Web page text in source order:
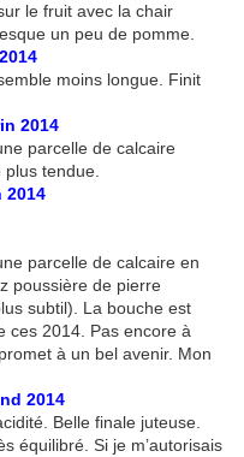
le fruit avec la chair
un peu de pomme.
moins longue. Finit
2014
parcelle de calcaire
tendue.
2014
parcelle de calcaire en
poussière de pierre
subtil). La bouche est
ces 2014. Pas encore à
à un bel avenir. Mon
2014
Belle finale juteuse.
équilibré. Si je m’autorisais